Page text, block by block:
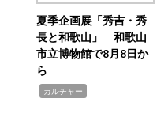
夏季企画展「秀吉・秀
長と和歌山」 和歌山
市立博物館で8月8日か
ら
カルチャー